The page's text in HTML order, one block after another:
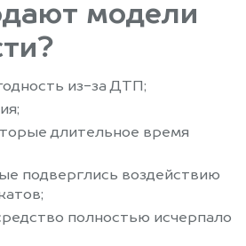
модели
из-за ДТП;
длительное время
подверглись воздействию
полностью исчерпало